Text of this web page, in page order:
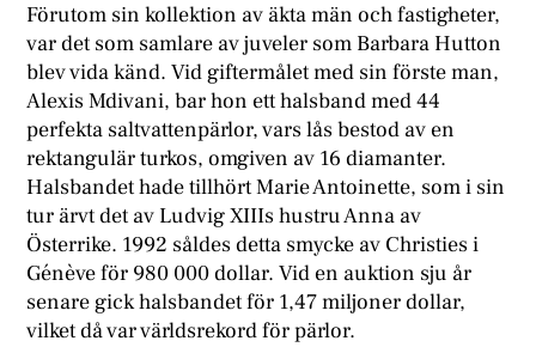
Förutom sin kollektion av äkta män och fastigheter,
var det som samlare av juveler som Barbara Hutton
blev vida känd. Vid giftermålet med sin förste man,
Alexis Mdivani, bar hon ett halsband med 44
perfekta saltvattenpärlor, vars lås bestod av en
rektangulär turkos, omgiven av 16 diamanter.
Halsbandet hade tillhört Marie Antoinette, som i sin
tur ärvt det av Ludvig XIIIs hustru Anna av
Österrike. 1992 såldes detta smycke av Christies i
Génève för 980 000 dollar. Vid en auktion sju år
senare gick halsbandet för 1,47 miljoner dollar,
vilket då var världsrekord för pärlor.